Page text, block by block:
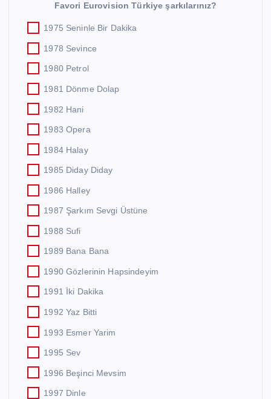
Favori Eurovision Türkiye şarkılarınız?
1975 Seninle Bir Dakika
1978 Sevince
1980 Petrol
1981 Dönme Dolap
1982 Hani
1983 Opera
1984 Halay
1985 Diday Diday
1986 Halley
1987 Şarkım Sevgi Üstüne
1988 Sufi
1989 Bana Bana
1990 Gözlerinin Hapsindeyim
1991 İki Dakika
1992 Yaz Bitti
1993 Esmer Yarim
1995 Sev
1996 Beşinci Mevsim
1997 Dinle